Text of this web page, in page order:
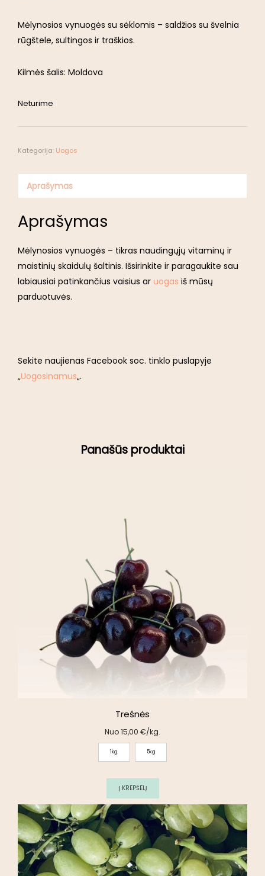
Mėlynosios vynuogės su sėklomis – saldžios su švelnia
rūgštele, sultingos ir traškios.
Kilmės šalis: Moldova
Neturime
Kategorija: Uogos
Aprašymas
Aprašymas
Mėlynosios vynuogės – tikras naudingųjų vitaminų ir
maistinių skaidulų šaltinis. Išsirinkite ir paragaukite sau
labiausiai patinkančius vaisius ar uogas iš mūsų
parduotuvės.
Sekite naujienas Facebook soc. tinklo puslapyje
„Uogosinamus„.
Panašūs produktai
Trešnės
Nuo15,00 €/kg.
1kg. 5kg
Į KREPŠELĮ